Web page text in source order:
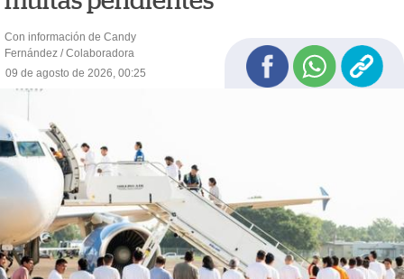
Con información de Candy
Fernández / Colaboradora
09 de agosto de 2026, 00:25